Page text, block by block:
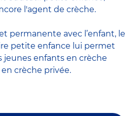
l'agent de crèche.
permanente avec l’enfant, le
petite enfance lui permet
jeunes enfants en crèche
crèche privée.